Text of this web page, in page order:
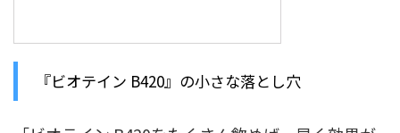
『ビオテイン B420』の小さな落とし穴